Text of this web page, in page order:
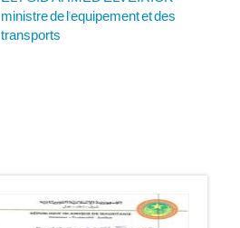
ministre de l'equipement et des
transports